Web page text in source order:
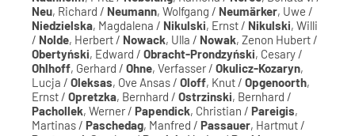
Neu, Richard / Neumann, Wolfgang / Neumärker, Uwe /
Niedzielska, Magdalena / Nikulski, Ernst / Nikulski, Willi
/ Nolde, Herbert / Nowack, Ulla / Nowak, Zenon Hubert /
Obertyński, Edward / Obracht-Prondzyński, Cesary /
Ohlhoff, Gerhard / Ohne, Verfasser / Okulicz-Kozaryn,
Lucja / Oleksas, Ove Ansas / Oloff, Knut / Opgenoorth,
Ernst / Opretzka, Bernhard / Ostrzinski, Bernhard /
Pachollek, Werner / Papendick, Christian / Pareigis,
Martinas / Paschedag, Manfred / Passauer, Hartmut /